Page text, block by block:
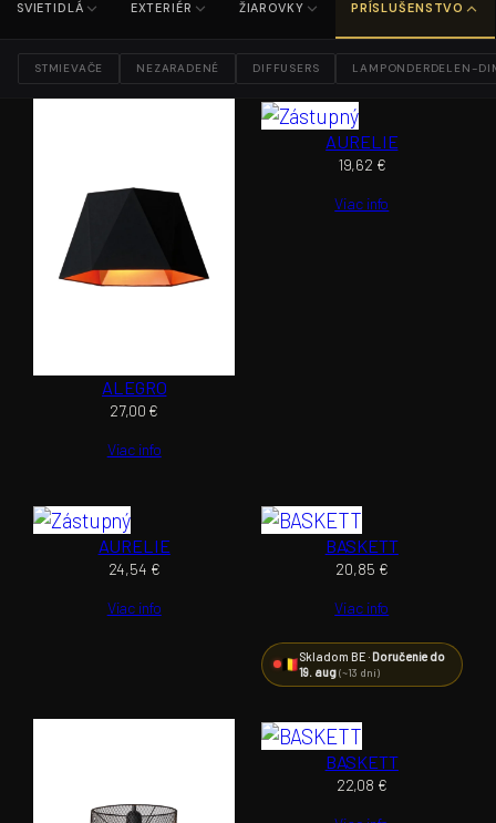
SVIETIDLÁ EXTERIÉR ŽIAROVKY PRÍSLUŠENSTVO
STMIEVAČE NEZARADENÉ DIFFUSERS LAMPONDERDELEN-
ALEGRO
27,00 €
Viac info
AURELIE
19,62 €
Viac info
AURELIE
24,54 €
Viac info
BASKETT
20,85 €
Viac info
Skladom BE ·Doručenie do
19. aug(~13 dní)
BASKETT
22,08 €